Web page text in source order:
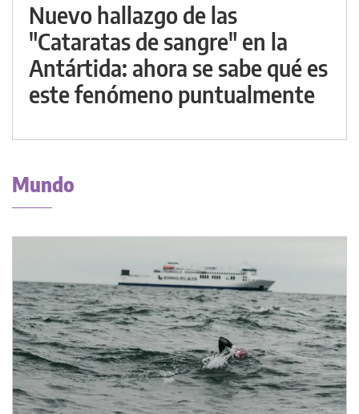
Nuevo hallazgo de las
"Cataratas de sangre" en la
Antártida: ahora se sabe qué es
este fenómeno puntualmente
Mundo